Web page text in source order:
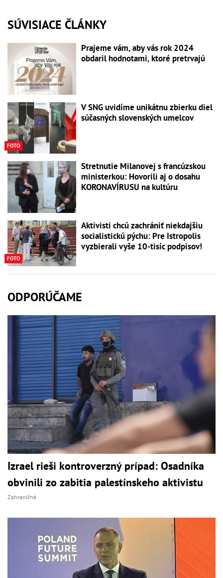
SÚVISIACE ČLÁNKY
Prajeme vám, aby vás rok 2024
obdaril hodnotami, ktoré pretrvajú
FOTO
V SNG uvidíme unikátnu zbierku diel
súčasných slovenských umelcov
Stretnutie Milanovej s francúzskou
ministerkou: Hovorili aj o dosahu
KORONAVÍRUSU na kultúru
FOTO
Aktivisti chcú zachrániť niekdajšiu
socialistickú pýchu: Pre Istropolis
vyzbierali vyše 10-tisíc podpisov!
ODPORÚČAME
Izrael rieši kontroverzný prípad: Osadníka
obvinili zo zabitia palestínskeho aktivistu
Zahraničné